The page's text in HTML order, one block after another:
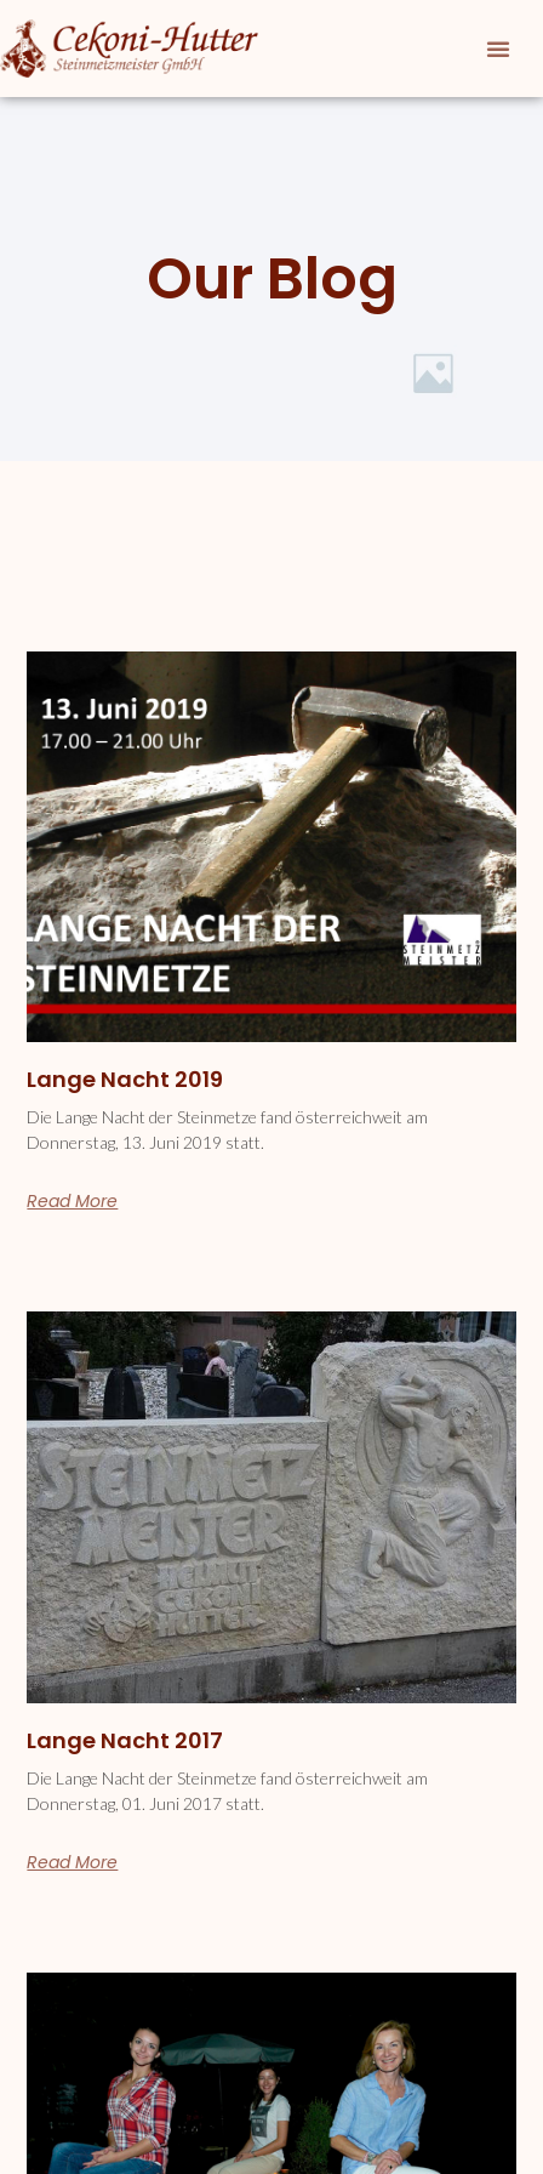
Our Blog
Lange Nacht 2019
Die Lange Nacht der Steinmetze fand österreichweit am
Donnerstag, 13. Juni 2019 statt.
Read More
Lange Nacht 2017
Die Lange Nacht der Steinmetze fand österreichweit am
Donnerstag, 01. Juni 2017 statt.
Read More